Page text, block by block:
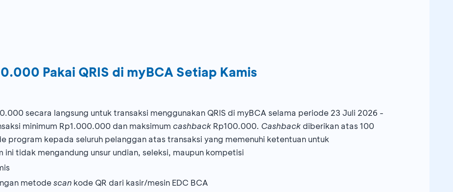
Pakai QRIS di myBCA Setiap Kamis
secara langsung untuk transaksi menggunakan QRIS di myBCA selama periode 23 Juli 2026 -
minimum Rp1.000.000 dan maksimum cashback Rp100.000. Cashback diberikan atas 100
program kepada seluruh pelanggan atas transaksi yang memenuhi ketentuan untuk
ini tidak mengandung unsur undian, seleksi, maupun kompetisi
metodescan kode QR dari kasir/mesin EDC BCA